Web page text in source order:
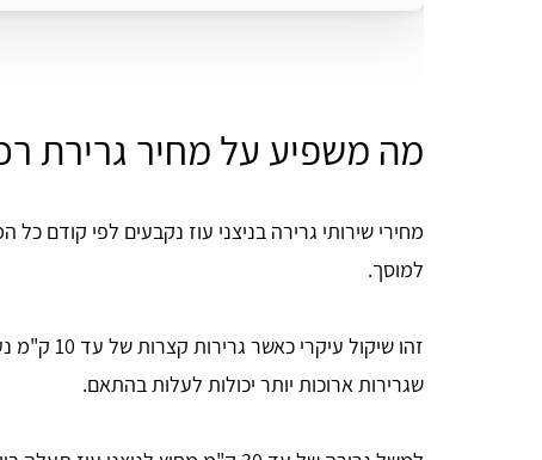
מה משפיע על מחיר גרירת
מחירי שירותי גרירה בניצני עוז נקבעים לפי קודם
למוסך.
שגרירות ארוכות יותר יכולות לעלות בהתאם.